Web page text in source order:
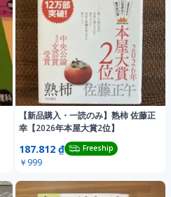
【新品購入・一読のみ】熟柿 佐藤正
幸【2026年本屋大賞2位】
187.812 ₫ Freeship
￥999